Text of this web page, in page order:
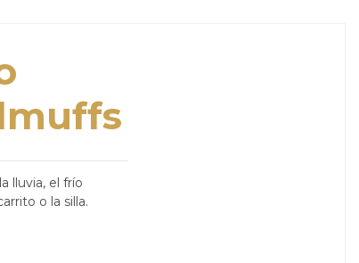
lluvia, el frío
o la silla.